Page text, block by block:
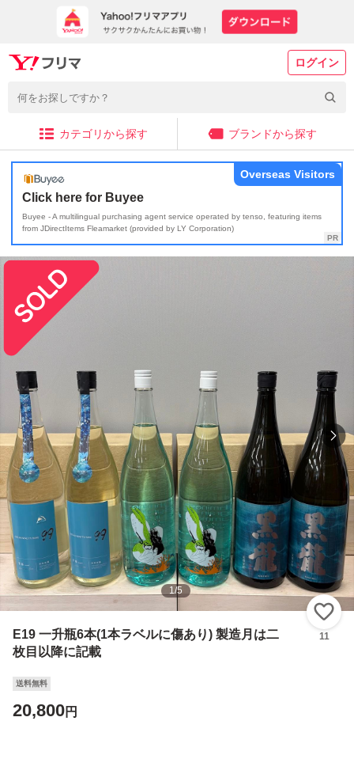
ログイン
カテゴリから探す ブランドから探す
Click here for Buyee
Buyee - A multilingual purchasing agent service operated by tenso, featuring items
from JDirectItems Fleamarket (provided by LY Corporation)
Overseas Visitors
1/5
E19 一升瓶6本(1本ラベルに傷あり) 製造月は二
枚目以降に記載
11
送料無料
20,800円